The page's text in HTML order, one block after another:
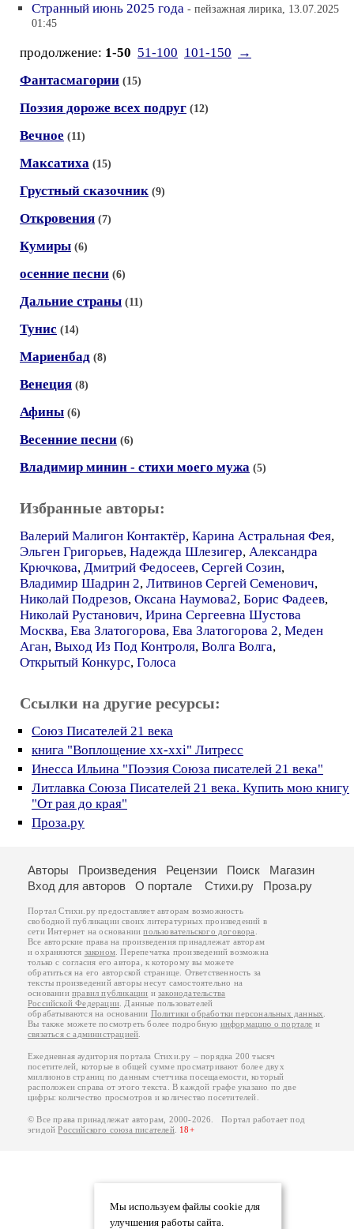
Странный июнь 2025 года - пейзажная лирика, 13.07.2025
01:45
продолжение: 1-50 51-100 101-150
→
Фантасмагории (15)
Поэзия дороже всех подруг (12)
Вечное (11)
Максатиха (15)
Грустный сказочник (9)
Откровения (7)
Кумиры (6)
осенние песни (6)
Дальние страны (11)
Тунис (14)
Мариенбад (8)
Венеция (8)
Афины (6)
Весенние песни (6)
Владимир минин - стихи моего мужа (5)
Избранные авторы:
Валерий Малигон Контактёр, Карина Астральная Фея,
Эльген Григорьев, Надежда Шлезигер, Александра
Крючкова, Дмитрий Федосеев, Сергей Созин,
Владимир Шадрин 2, Литвинов Сергей Семенович,
Николай Подрезов, Оксана Наумова2, Борис Фадеев,
Николай Рустанович, Ирина Сергеевна Шустова
Москва, Ева Златогорова, Ева Златогорова 2, Меден
Аган, Выход Из Под Контроля, Волга Волга,
Открытый Конкурс, Голоса
Ссылки на другие ресурсы:
Союз Писателей 21 века
книга "Воплощение xx-xxi" Литресс
Инесса Ильина "Поэзия Союза писателей 21 века"
Литлавка Союза Писателей 21 века. Купить мою книгу
"От рая до края"
Проза.ру
Мы используем файлы cookie для
улучшения работы сайта.
Авторы Произведения Рецензии Поиск
Магазин
Вход для авторов
О портале Стихи.ру Проза.ру
Портал Стихи.ру предоставляет авторам возможность
свободной публикации своих литературных произведений в
сети Интернет на основаниипользовательского договора
Все авторские права на произведения принадлежат авторам
и охраняются законом . Перепечатка произведений возможна
только с согласия его автора, к которому вы можете
обратиться на его авторской странице. Ответственность за
тексты произведений авторы несут самостоятельно на
основанииправил публикации изаконодательства
Российской Федерации . Данные пользователей
обрабатываются на основании Политики обработки персональных данных
Вы также можете посмотреть более подробную информацию о портале и
связаться с администрацией
Ежедневная аудитория портала Стихи.ру – порядка 200 тысяч
посетителей, которые в общей сумме просматривают более двух
миллионов страниц по данным счетчика посещаемости, который
расположен справа от этого текста. В каждой графе указано по две
цифры: количество просмотров и количество посетителей.
© Все права принадлежат авторам, 2000-2026. Портал работает под
эгидойРоссийского союза писателей. 18+